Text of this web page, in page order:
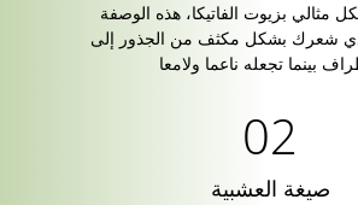
مثالي بزيوت الفاتيكا، هذه الوصفة
شعرك بشكل مكثف من الجذور إلى
بينما تجعله ناعما ولامعا
صيغة العشبية